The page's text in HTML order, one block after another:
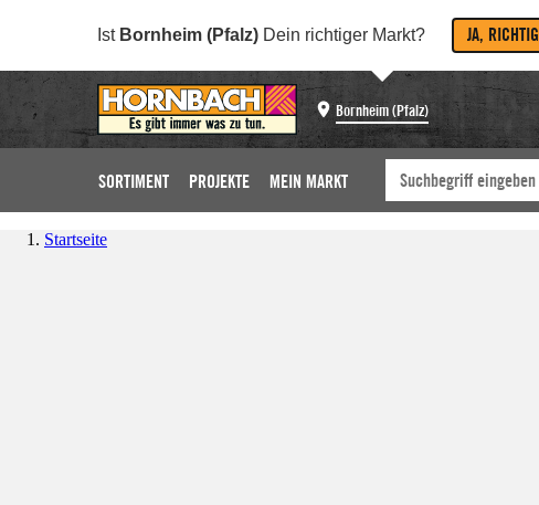
Ist Bornheim (Pfalz) Dein richtiger Markt? JA, RICHTIG
Bornheim (Pfalz)
SORTIMENT PROJEKTE MEIN MARKT
Startseite